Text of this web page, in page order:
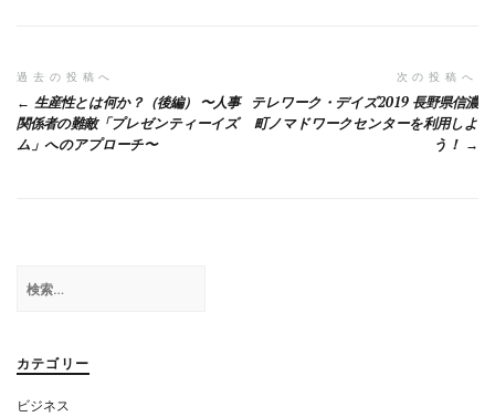
o
k
投
稿
ナ
ー
シ
ン
過去の投稿へ
生産性とは何か？（後編） 〜人事
関係者の難敵「プレゼンティーイズ
ム」へのアプローチ〜
次の投稿へ
テレワーク・デイズ2019 長野県信濃
町ノマドワークセンターを利用しよ
う！
索:
カテゴリー
ビジネス